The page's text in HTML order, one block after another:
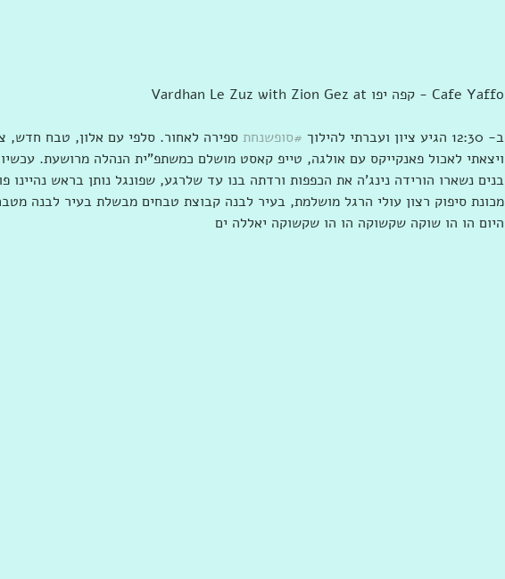
‎Vardhan Le Zuz with Zion Gez at ‎‎קפה יפו - Cafe Yaffo
ב- 12:30 הגיע ציון ועברתי להילוך #סופשנחת ספירה לאחור. סלפי עם אלון, טבח חדש,
ויצאתי לאכול פאנקייקס עם אולגה, טייפ קאסט מושלם כמשתפ"ית הנהלה מרושעת.
בנים נשארו הורידה נינג'ה את הכפפות ורדתה בנו עד שלרגע, שפונגל נותן בראש נהיינו
מכונת סיפוק רצון עולי הרגל מושלמת, בעיר לבנה קבוצת טבחים מבשלת בעיר לבנה
היום הו הו שוקה שקשוקה הו הו שקשוקה יאללה ים